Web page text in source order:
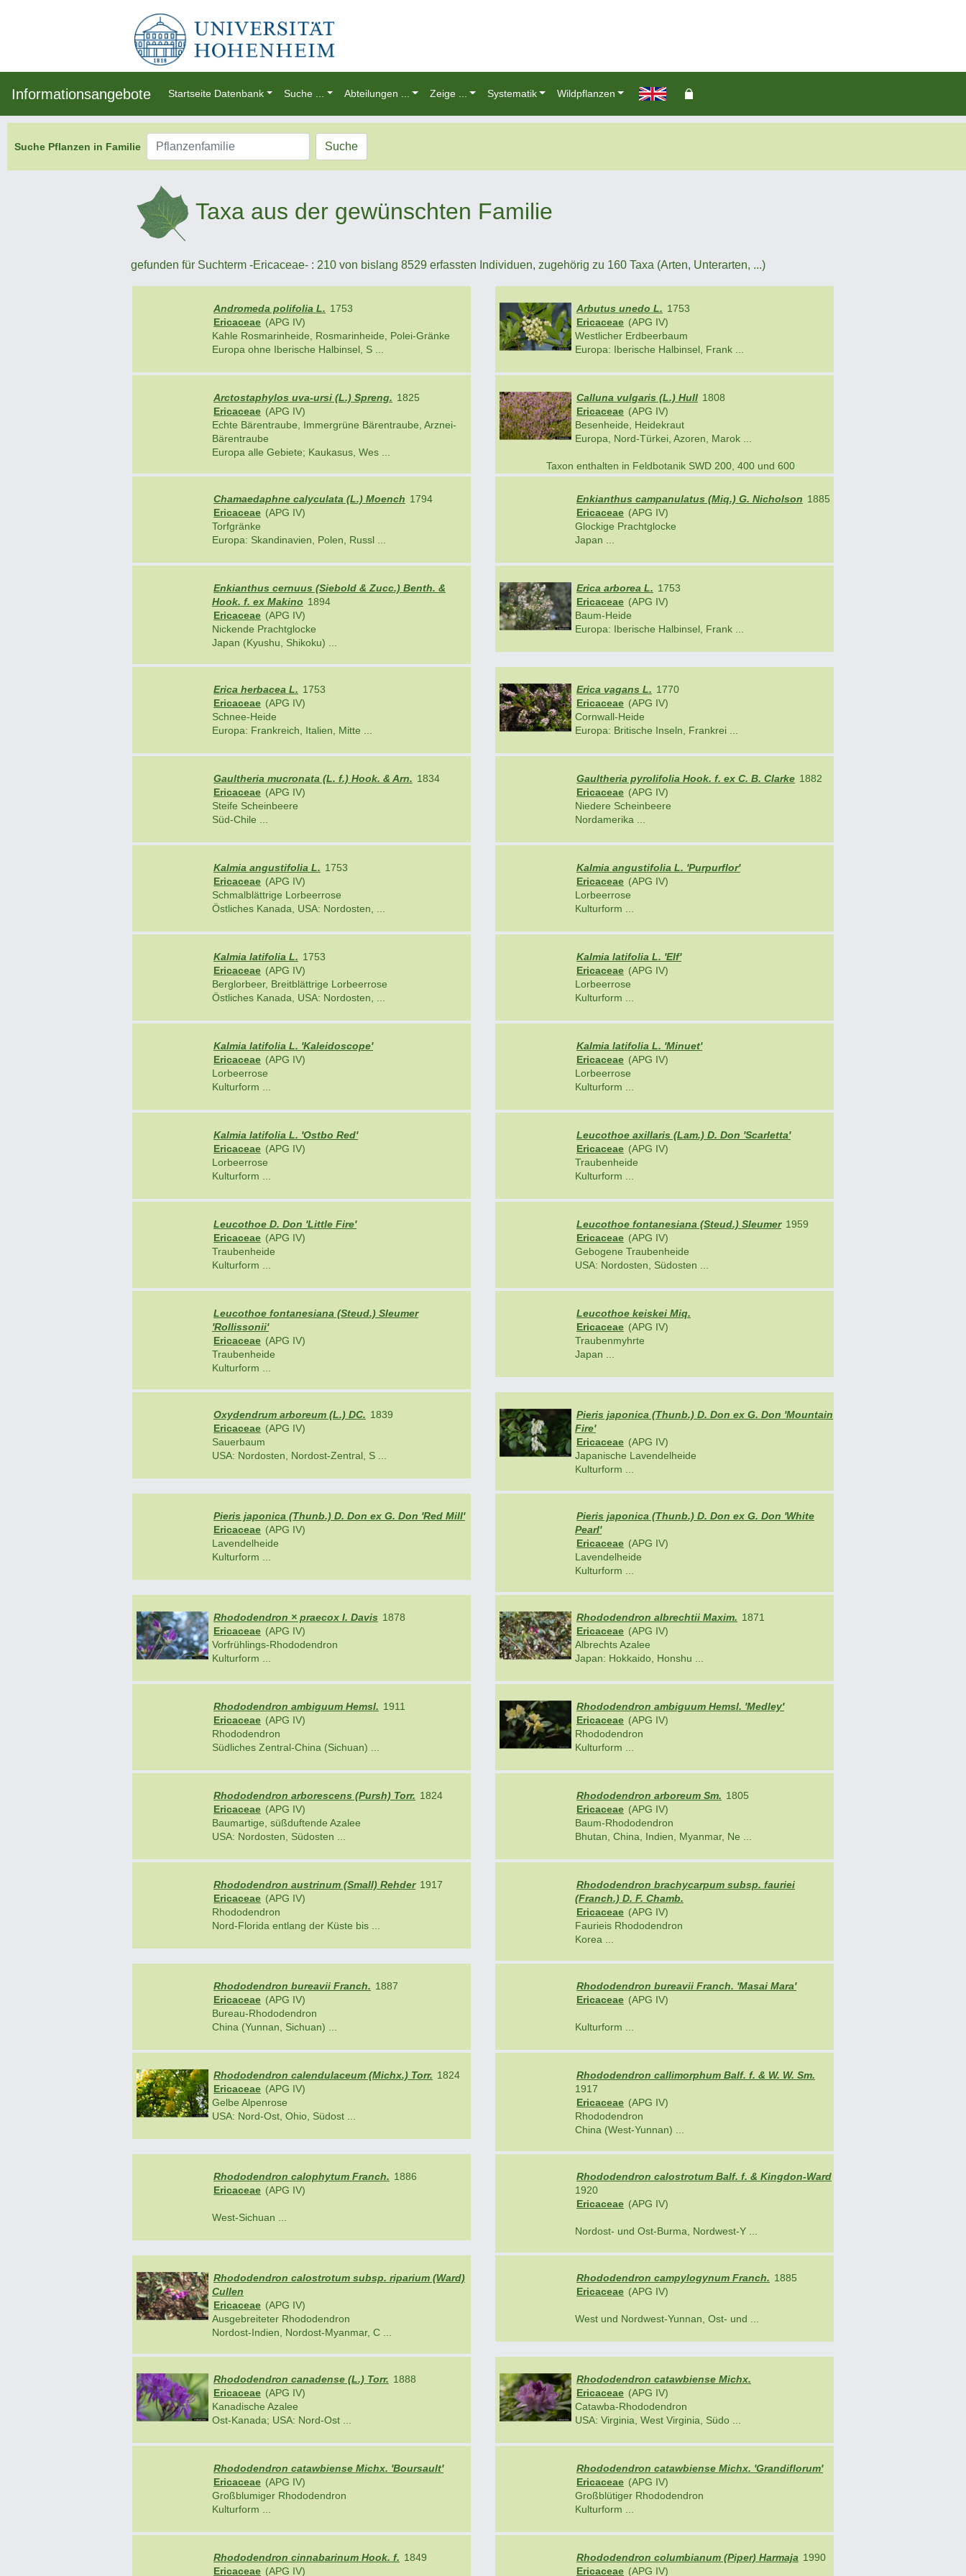
Informationsangebote Startseite Datenbank Suche ... Abteilungen ... Zeige ... Systematik Wildpflanzen
Suche Pflanzen in Familie Suche
Taxa aus der gewünschten Familie
gefunden für Suchterm -Ericaceae- : 210 von bislang 8529 erfassten Individuen, zugehörig zu 160 Taxa (Arten, Unterarten, ...)
Andromeda polifolia L. 1753
Ericaceae (APG IV)
Kahle Rosmarinheide, Rosmarinheide, Polei-Gränke
Europa ohne Iberische Halbinsel, S ...
Arbutus unedo L. 1753
Ericaceae (APG IV)
Westlicher Erdbeerbaum
Europa: Iberische Halbinsel, Frank ...
Arctostaphylos uva-ursi (L.) Spreng. 1825
Ericaceae (APG IV)
Echte Bärentraube, Immergrüne Bärentraube, Arznei-
Bärentraube
Europa alle Gebiete; Kaukasus, Wes ...
Calluna vulgaris (L.) Hull 1808
Ericaceae (APG IV)
Besenheide, Heidekraut
Europa, Nord-Türkei, Azoren, Marok ...
Taxon enthalten in Feldbotanik SWD 200, 400 und 600
Chamaedaphne calyculata (L.) Moench 1794
Ericaceae (APG IV)
Torfgränke
Europa: Skandinavien, Polen, Russl ...
Enkianthus campanulatus (Miq.) G. Nicholson 1885
Ericaceae (APG IV)
Glockige Prachtglocke
Japan ...
Enkianthus cernuus (Siebold & Zucc.) Benth. &
Hook. f. ex Makino 1894
Ericaceae (APG IV)
Nickende Prachtglocke
Japan (Kyushu, Shikoku) ...
Erica arborea L. 1753
Ericaceae (APG IV)
Baum-Heide
Europa: Iberische Halbinsel, Frank ...
Erica herbacea L. 1753
Ericaceae (APG IV)
Schnee-Heide
Europa: Frankreich, Italien, Mitte ...
Erica vagans L. 1770
Ericaceae (APG IV)
Cornwall-Heide
Europa: Britische Inseln, Frankrei ...
Gaultheria mucronata (L. f.) Hook. & Arn. 1834
Ericaceae (APG IV)
Steife Scheinbeere
Süd-Chile ...
Gaultheria pyrolifolia Hook. f. ex C. B. Clarke 1882
Ericaceae (APG IV)
Niedere Scheinbeere
Nordamerika ...
Kalmia angustifolia L. 1753
Ericaceae (APG IV)
Schmalblättrige Lorbeerrose
Östliches Kanada, USA: Nordosten, ...
Kalmia angustifolia L. 'Purpurflor'
Ericaceae (APG IV)
Lorbeerrose
Kulturform ...
Kalmia latifolia L. 1753
Ericaceae (APG IV)
Berglorbeer, Breitblättrige Lorbeerrose
Östliches Kanada, USA: Nordosten, ...
Kalmia latifolia L. 'Elf'
Ericaceae (APG IV)
Lorbeerrose
Kulturform ...
Kalmia latifolia L. 'Kaleidoscope'
Ericaceae (APG IV)
Lorbeerrose
Kulturform ...
Kalmia latifolia L. 'Minuet'
Ericaceae (APG IV)
Lorbeerrose
Kulturform ...
Kalmia latifolia L. 'Ostbo Red'
Ericaceae (APG IV)
Lorbeerrose
Kulturform ...
Leucothoe axillaris (Lam.) D. Don 'Scarletta'
Ericaceae (APG IV)
Traubenheide
Kulturform ...
Leucothoe D. Don 'Little Fire'
Ericaceae (APG IV)
Traubenheide
Kulturform ...
Leucothoe fontanesiana (Steud.) Sleumer 1959
Ericaceae (APG IV)
Gebogene Traubenheide
USA: Nordosten, Südosten ...
Leucothoe fontanesiana (Steud.) Sleumer
'Rollissonii'
Ericaceae (APG IV)
Traubenheide
Kulturform ...
Leucothoe keiskei Miq.
Ericaceae (APG IV)
Traubenmyhrte
Japan ...
Oxydendrum arboreum (L.) DC. 1839
Ericaceae (APG IV)
Sauerbaum
USA: Nordosten, Nordost-Zentral, S ...
Pieris japonica (Thunb.) D. Don ex G. Don 'Mountain
Fire'
Ericaceae (APG IV)
Japanische Lavendelheide
Kulturform ...
Pieris japonica (Thunb.) D. Don ex G. Don 'Red Mill'
Ericaceae (APG IV)
Lavendelheide
Kulturform ...
Pieris japonica (Thunb.) D. Don ex G. Don 'White
Pearl'
Ericaceae (APG IV)
Lavendelheide
Kulturform ...
Rhododendron × praecox I. Davis 1878
Ericaceae (APG IV)
Vorfrühlings-Rhododendron
Kulturform ...
Rhododendron albrechtii Maxim. 1871
Ericaceae (APG IV)
Albrechts Azalee
Japan: Hokkaido, Honshu ...
Rhododendron ambiguum Hemsl. 1911
Ericaceae (APG IV)
Rhododendron
Südliches Zentral-China (Sichuan) ...
Rhododendron ambiguum Hemsl. 'Medley'
Ericaceae (APG IV)
Rhododendron
Kulturform ...
Rhododendron arborescens (Pursh) Torr. 1824
Ericaceae (APG IV)
Baumartige, süßduftende Azalee
USA: Nordosten, Südosten ...
Rhododendron arboreum Sm. 1805
Ericaceae (APG IV)
Baum-Rhododendron
Bhutan, China, Indien, Myanmar, Ne ...
Rhododendron austrinum (Small) Rehder 1917
Ericaceae (APG IV)
Rhododendron
Nord-Florida entlang der Küste bis ...
Rhododendron brachycarpum subsp. fauriei
(Franch.) D. F. Chamb.
Ericaceae (APG IV)
Faurieis Rhododendron
Korea ...
Rhododendron bureavii Franch. 1887
Ericaceae (APG IV)
Bureau-Rhododendron
China (Yunnan, Sichuan) ...
Rhododendron bureavii Franch. 'Masai Mara'
Ericaceae (APG IV)
Kulturform ...
Rhododendron calendulaceum (Michx.) Torr. 1824
Ericaceae (APG IV)
Gelbe Alpenrose
USA: Nord-Ost, Ohio, Südost ...
Rhododendron callimorphum Balf. f. & W. W. Sm.
1917
Ericaceae (APG IV)
Rhododendron
China (West-Yunnan) ...
Rhododendron calophytum Franch. 1886
Ericaceae (APG IV)
West-Sichuan ...
Rhododendron calostrotum Balf. f. & Kingdon-Ward
1920
Ericaceae (APG IV)
Nordost- und Ost-Burma, Nordwest-Y ...
Rhododendron calostrotum subsp. riparium (Ward)
Cullen
Ericaceae (APG IV)
Ausgebreiteter Rhododendron
Nordost-Indien, Nordost-Myanmar, C ...
Rhododendron campylogynum Franch. 1885
Ericaceae (APG IV)
West und Nordwest-Yunnan, Ost- und ...
Rhododendron canadense (L.) Torr. 1888
Ericaceae (APG IV)
Kanadische Azalee
Ost-Kanada; USA: Nord-Ost ...
Rhododendron catawbiense Michx.
Ericaceae (APG IV)
Catawba-Rhododendron
USA: Virginia, West Virginia, Südo ...
Rhododendron catawbiense Michx. 'Boursault'
Ericaceae (APG IV)
Großblumiger Rhododendron
Kulturform ...
Rhododendron catawbiense Michx. 'Grandiflorum'
Ericaceae (APG IV)
Großblütiger Rhododendron
Kulturform ...
Rhododendron cinnabarinum Hook. f. 1849
Ericaceae (APG IV)
Rhododendron columbianum (Piper) Harmaja 1990
Ericaceae (APG IV)